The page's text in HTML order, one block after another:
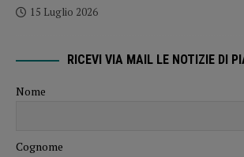
15 Luglio 2026
RICEVI VIA MAIL LE NOTIZIE DI
Nome
Cognome